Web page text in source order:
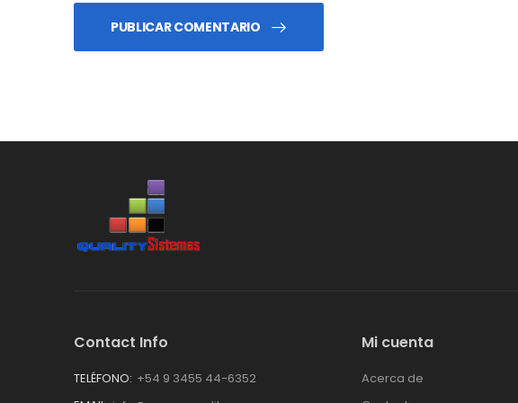
PUBLICAR COMENTARIO
Contact Info
TELÉFONO: +54 9 3455 44-6352
Mi cuenta
Acerca de